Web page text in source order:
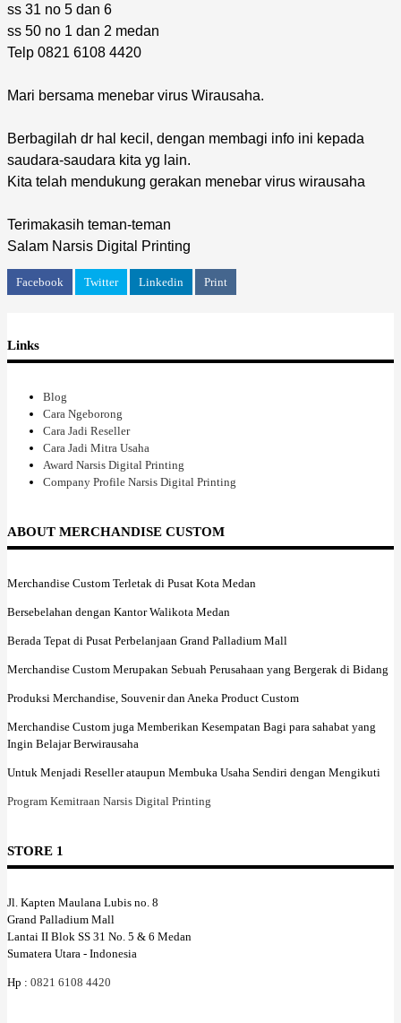
ss 31 no 5 dan 6
ss 50 no 1 dan 2 medan
Telp 0821 6108 4420
Mari bersama menebar virus Wirausaha.
Berbagilah dr hal kecil, dengan membagi info ini kepada
saudara-saudara kita yg lain.
Kita telah mendukung gerakan menebar virus wirausaha
Terimakasih teman-teman
Salam Narsis Digital Printing
Facebook Twitter Linkedin Print
Links
Blog
Cara Ngeborong
Cara Jadi Reseller
Cara Jadi Mitra Usaha
Award Narsis Digital Printing
Company Profile Narsis Digital Printing
ABOUT MERCHANDISE CUSTOM
Merchandise Custom Terletak di Pusat Kota Medan
Bersebelahan dengan Kantor Walikota Medan
Berada Tepat di Pusat Perbelanjaan Grand Palladium Mall
Merchandise Custom Merupakan Sebuah Perusahaan yang Bergerak di Bidang
Produksi Merchandise, Souvenir dan Aneka Product Custom
Merchandise Custom juga Memberikan Kesempatan Bagi para sahabat yang
Ingin Belajar Berwirausaha
Untuk Menjadi Reseller ataupun Membuka Usaha Sendiri dengan Mengikuti
Program Kemitraan Narsis Digital Printing
STORE 1
Jl. Kapten Maulana Lubis no. 8
Grand Palladium Mall
Lantai II Blok SS 31 No. 5 & 6 Medan
Sumatera Utara - Indonesia
Hp : 0821 6108 4420